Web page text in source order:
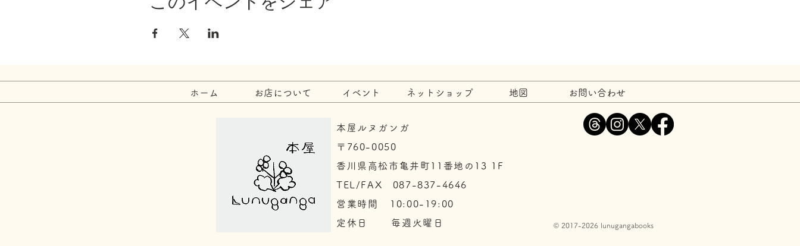
ホーム お店について イベント ネットショップ 地図 お問い合わせ
本屋ルヌガンガ
〒760-0050​
香川県高松市亀井町11番地の13 1F
TEL/FAX 087-837-4646
​営業時間 10:00-19:00
​定休日 毎週火曜日
© 2017-2026 lunugangabooks